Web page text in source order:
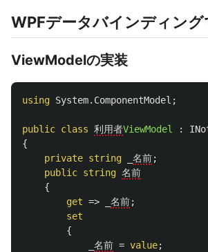
WPFデータバインディング
ViewModelの実装
using System.ComponentModel ;
public class 利用者ViewModel :
{
private string 名前;
public string 名前
{
get => 名前;
set
{
名前 = value;